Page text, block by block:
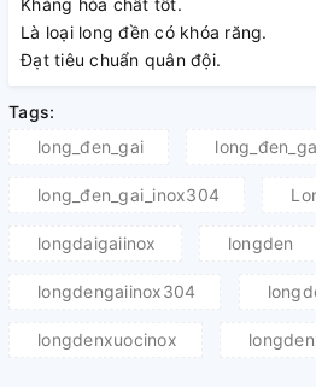
Kháng hóa chất tốt.
Là loại long đền có khóa răng.
Đạt tiêu chuẩn quân đội.
Tags:
long_đen_gai
long_đen_gai_inox304
longdaigaiinox longden
longdengaiinox304
longdenxuocinox